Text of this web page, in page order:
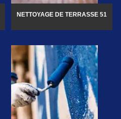
NETTOYAGE DE TERRASSE 51